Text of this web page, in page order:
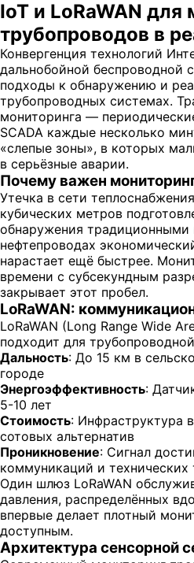
IoT и LoRaWAN для
трубопроводов в
Конвергенция технологий
дальнобойной беспроводной
подходы к обнаружению и
трубопроводных системах.
мониторинга —
SCADA каждые несколько
«слепые зоны», в которых
в серьёзные аварии.
Почему важен
Утечка в сети
кубических метров
обнаружения
нефтепроводах
нарастает ещё быстрее.
времени с субсекундным
закрывает этот пробел.
LoRaWAN:
LoRaWAN (Long Range Wide
подходит для
Дальность: До 15 км в
городе
Энергоэффективность:
5-10 лет
Стоимость: Инфраструктура
сотовых альтернатив
Проникновение: Сигнал
коммуникаций и технических
Один шлюз LoRaWAN
давления, распределённых
впервые делает плотный
доступным.
Архитектура сенсорной